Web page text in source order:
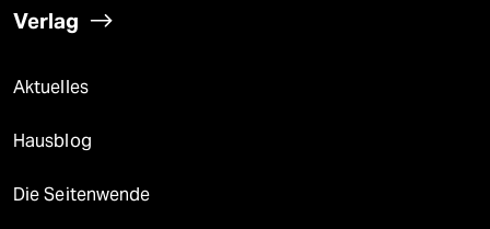
Verlag
Aktuelles
Hausblog
Die Seitenwende